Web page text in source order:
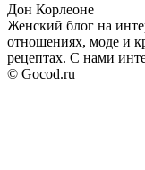
Дон Корлеоне
Женский блог на
отношениях, моде и
рецептах. С нами
© Gocod.ru